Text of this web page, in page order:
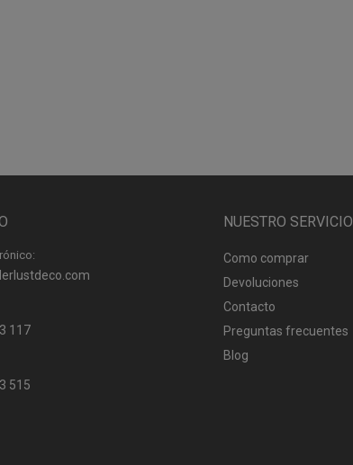
117
515
NUESTRO SERVICIO
Como comprar
Devoluciones
Contacto
Preguntas frecuentes
Blog